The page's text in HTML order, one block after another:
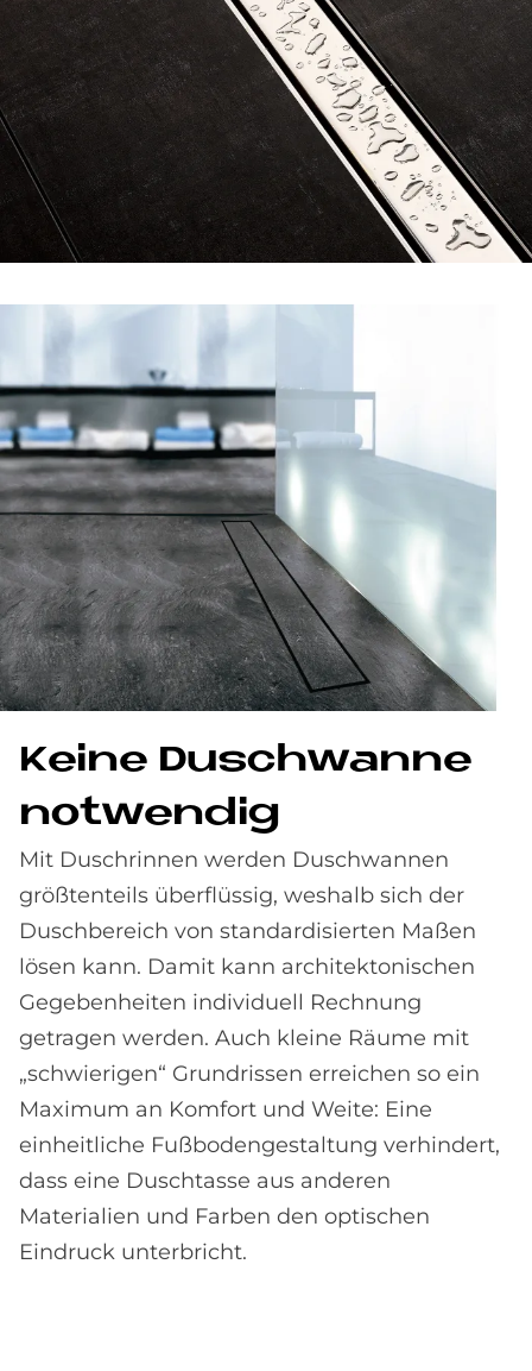
Kei­ne Dusch­wan­ne
not­wen­dig
Mit Duschrinnen werden Duschwannen
größtenteils überflüssig, weshalb sich der
Duschbereich von standardisierten Maßen
lösen kann. Damit kann architektonischen
Gegebenheiten individuell Rechnung
getragen werden. Auch kleine Räume mit
„schwierigen“ Grundrissen erreichen so ein
Maximum an Komfort und Weite: Eine
einheitliche Fußbodengestaltung verhindert,
dass eine Duschtasse aus anderen
Materialien und Farben den optischen
Eindruck unterbricht.